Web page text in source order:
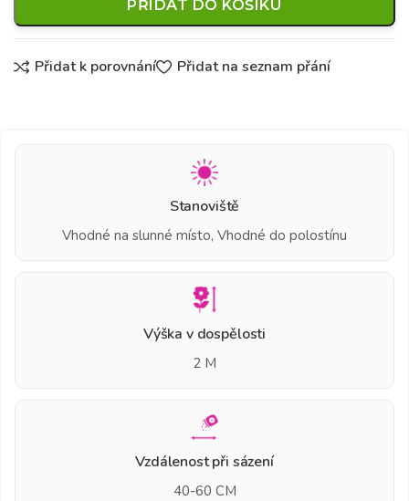
PŘIDAT DO KOŠÍKU
Přidat k porovnání Přidat na seznam přání
Stanoviště
Vhodné na slunné místo, Vhodné do polostínu
Výška v dospělosti
2 M
Vzdálenost při sázení
40-60 CM